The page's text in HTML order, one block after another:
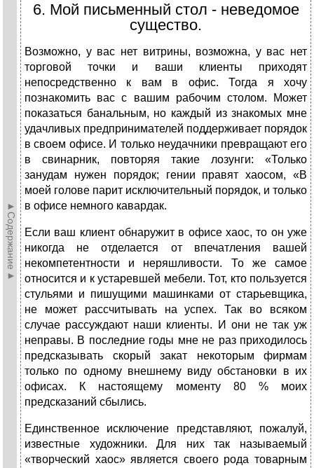
►Содержание►
6. Мой письменный стол - неведомое
существо.
Возможно, у вас нет витрины, возможна, у вас нет
торговой точки и ваши клиенты приходят
непосредственно к вам в офис. Тогда я хочу
познакомить вас с вашим рабочим столом. Может
показаться банальным, но каждый из знакомых мне
удачливых предпринимателей поддерживает порядок
в своем офисе. И только неудачники превращают его
в свинарник, повторяя такие лозунги: «Только
занудам нужен порядок; гении правят хаосом, «В
моей голове парит исключительный порядок, и только
в офисе немного кавардак.
Если ваш клиент обнаружит в офисе хаос, то он уже
никогда не отделается от впечатления вашей
некомпетентности и неряшливости. То же самое
относится и к устаревшей мебели. Тот, кто пользуется
стульями и пишущими машинками от старьевщика,
не может рассчитывать на успех. Так во всяком
случае рассуждают наши клиенты. И они не так уж
неправы. В последние годы мне не раз приходилось
предсказывать скорый закат некоторым фирмам
только по одному внешнему виду обстановки в их
офисах. К настоящему моменту 80 % моих
предсказаний сбылись.
Единственное исключение представляют, пожалуй,
известные художники. Для них так называемый
«творческий хаос» является своего рода товарным